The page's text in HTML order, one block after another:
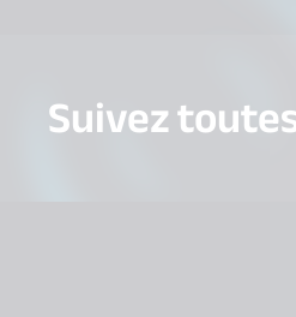
Suivez